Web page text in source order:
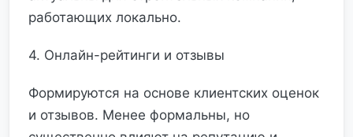
работающих локально.
4. Онлайн-рейтинги и отзывы
Формируются на основе клиентских оценок
и отзывов. Менее формальны, но